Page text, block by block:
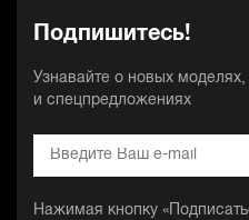
(DCBP034E2-XJ)
Напряжение аккумулятора, В
Подпишитесь!
Узнавайте о новых моделях,
и спецпредложениях
Нажимая кнопку